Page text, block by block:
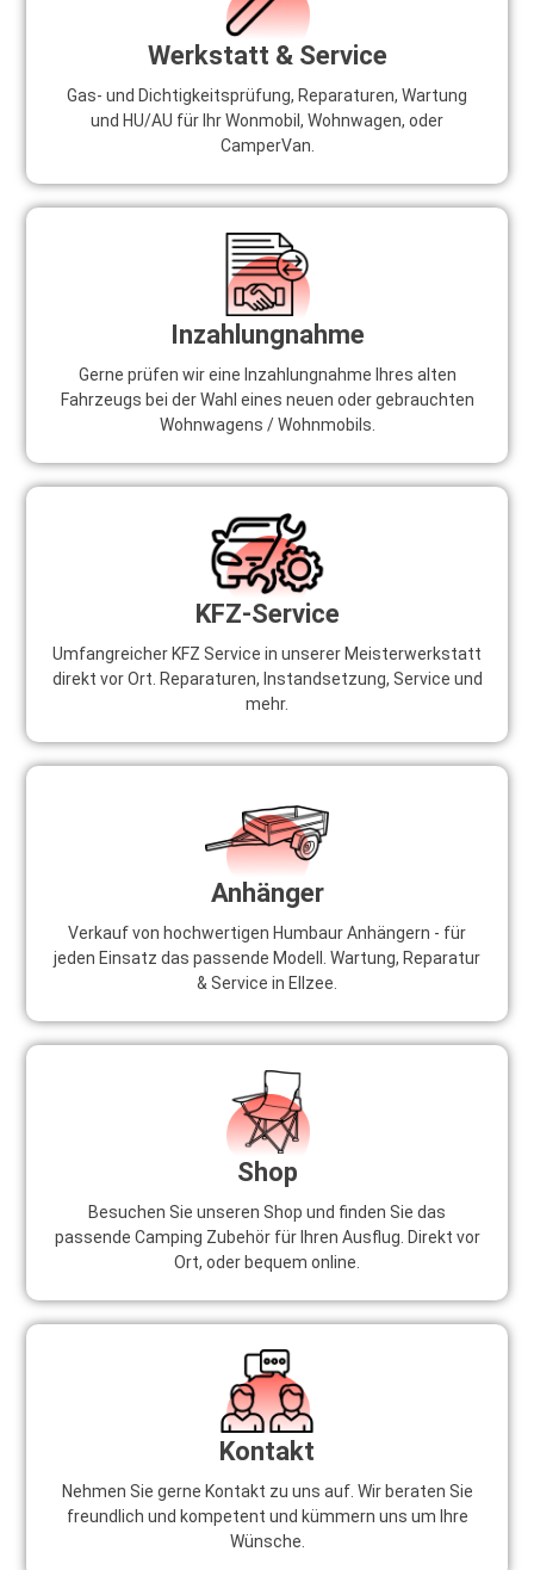
Werkstatt & Service
Gas- und Dichtigkeitsprüfung, Reparaturen, Wartung
und HU/AU für Ihr Wonmobil, Wohnwagen, oder
CamperVan.
Inzahlungnahme
Gerne prüfen wir eine Inzahlungnahme Ihres alten
Fahrzeugs bei der Wahl eines neuen oder gebrauchten
Wohnwagens / Wohnmobils.
KFZ-Service
Umfangreicher KFZ Service in unserer Meisterwerkstatt
direkt vor Ort. Reparaturen, Instandsetzung, Service und
mehr.
Anhänger
Verkauf von hochwertigen Humbaur Anhängern - für
jeden Einsatz das passende Modell. Wartung, Reparatur
& Service in Ellzee.
Shop
Besuchen Sie unseren Shop und finden Sie das
passende Camping Zubehör für Ihren Ausflug. Direkt vor
Ort, oder bequem online.
Kontakt
Nehmen Sie gerne Kontakt zu uns auf. Wir beraten Sie
freundlich und kompetent und kümmern uns um Ihre
Wünsche.